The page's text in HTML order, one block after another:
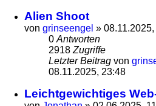
Alien Shoot
von grinseengel »
0 Antworten
2918 Zugriffe
Letzter Beitrag von
08.11.2025, 23:48
Leichtgewichtiges